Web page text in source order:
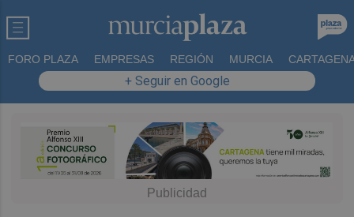
FORO PLAZA EMPRESAS REGIÓN MURCIA
+ Seguir en Google